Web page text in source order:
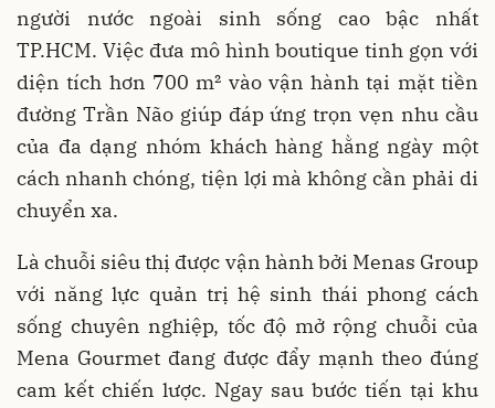
người nước ngoài sinh sống cao bậc nhất
TP.HCM. Việc đưa mô hình boutique tinh gọn với
diện tích hơn 700 m² vào vận hành tại mặt tiền
đường Trần Não giúp đáp ứng trọn vẹn nhu cầu
của đa dạng nhóm khách hàng hằng ngày một
cách nhanh chóng, tiện lợi mà không cần phải di
chuyển xa.
Là chuỗi siêu thị được vận hành bởi Menas Group
với năng lực quản trị hệ sinh thái phong cách
sống chuyên nghiệp, tốc độ mở rộng chuỗi của
Mena Gourmet đang được đẩy mạnh theo đúng
cam kết chiến lược. Ngay sau bước tiến tại khu